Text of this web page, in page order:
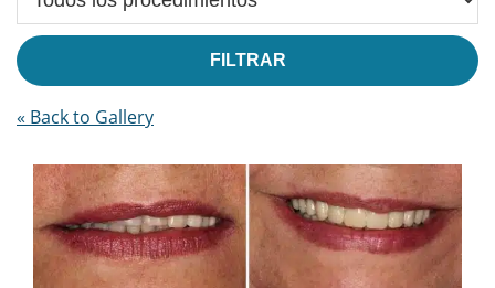
FILTRAR
« Back to Gallery